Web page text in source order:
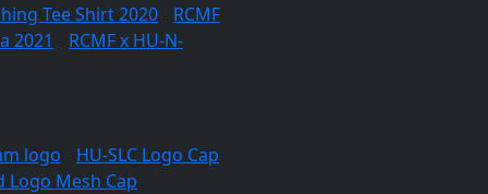
Tee Shirt 2020
RCMF
2021
RCMF x HU-N-
logo
HU-SLC Logo Cap
Logo Mesh Cap